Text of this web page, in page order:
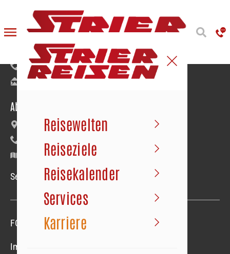
Reisewelten
Reiseziele
Reisekalender
Services
Karriere
Reiseanmeldung
Bäumerstraße 9–11 | 49477 Ibbenbüren
+49 5451 91020
info@strier.de
Abfahrt der Busse
Maybachstraße 22 | Gewerbegebiet Süd
Google Maps
Service-Hotline Mo.–Fr. 09.00–18.00 Uhr
Impressum
FOLGEN SIE UNS Folgen sie unsFolgen sie uns